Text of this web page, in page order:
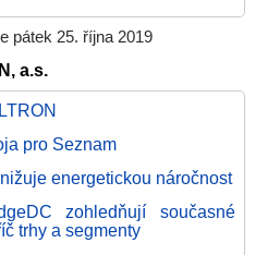
pátek 25. října 2019
a.s.
pro Seznam
energetickou náročnost
zohledňují současné
trhy a segmenty